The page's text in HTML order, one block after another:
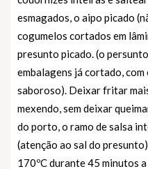
esmagados, o aipo picado
cogumelos cortados em
presunto picado. (o
embalagens já cortado,
saboroso). Deixar fritar
mexendo, sem deixar
do porto, o ramo de salsa
(atenção ao sal do
170ºC durante 45 minutos